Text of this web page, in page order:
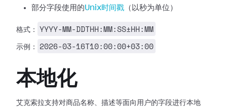
部分字段使用的Unix时间戳 （以秒为单位）
格式： YYYY-MM-DDTHH:MM:SS±HH:MM
示例： 2026-03-16T10:00:00+03:00
本地化
艾克索拉支持对商品名称、描述等面向用户的字段进行本地